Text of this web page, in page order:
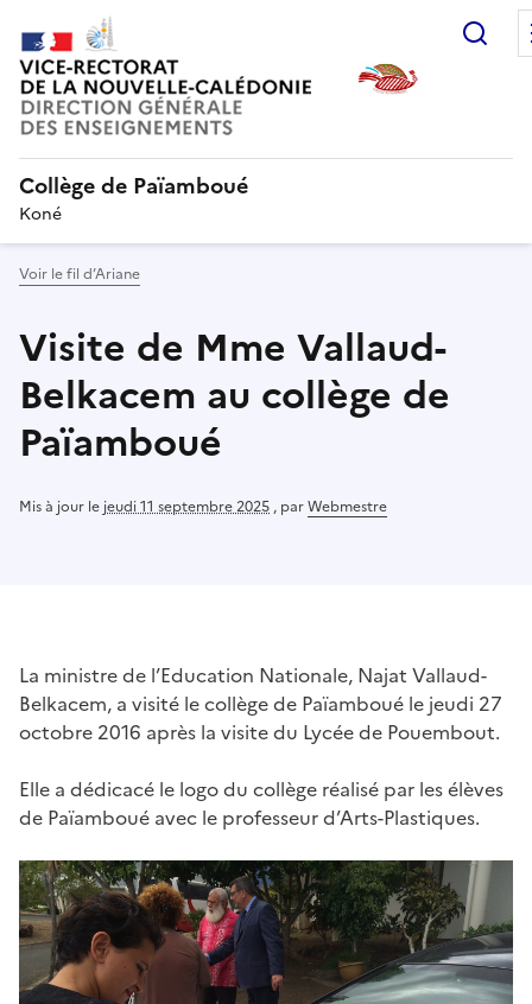
Collège de Païamboué
Koné
Voir le fil d’Ariane
Visite de Mme Vallaud-
Belkacem au collège de
Païamboué
Mis à jour le jeudi 11 septembre 2025 , parWebmestre
La ministre de l’Education Nationale, Najat Vallaud-
Belkacem, a visité le collège de Païamboué le jeudi 27
octobre 2016 après la visite du Lycée de Pouembout.
Elle a dédicacé le logo du collège réalisé par les élèves
de Païamboué avec le professeur d’Arts-Plastiques.